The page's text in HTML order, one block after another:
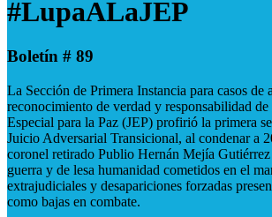
#LupaALaJEP
Boletín # 89
La Sección de Primera Instancia para casos de
reconocimiento de verdad y responsabilidad
Especial para la Paz (JEP) profirió la primera
Juicio Adversarial Transicional, al condenar a
coronel retirado Publio Hernán Mejía
guerra y de lesa humanidad cometidos en el
extrajudiciales y desapariciones forzadas
como bajas en combate.